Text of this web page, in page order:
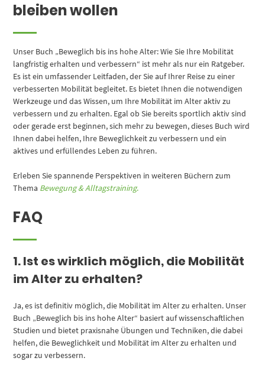
bleiben wollen
Unser Buch „Beweglich bis ins hohe Alter: Wie Sie Ihre Mobilität
langfristig erhalten und verbessern“ ist mehr als nur ein Ratgeber.
Es ist ein umfassender Leitfaden, der Sie auf Ihrer Reise zu einer
verbesserten Mobilität begleitet. Es bietet Ihnen die notwendigen
Werkzeuge und das Wissen, um Ihre Mobilität im Alter aktiv zu
verbessern und zu erhalten. Egal ob Sie bereits sportlich aktiv sind
oder gerade erst beginnen, sich mehr zu bewegen, dieses Buch wird
Ihnen dabei helfen, Ihre Beweglichkeit zu verbessern und ein
aktives und erfüllendes Leben zu führen.
Erleben Sie spannende Perspektiven in weiteren Büchern zum
Thema Bewegung & Alltagstraining.
FAQ
1. Ist es wirklich möglich, die Mobilität
im Alter zu erhalten?
Ja, es ist definitiv möglich, die Mobilität im Alter zu erhalten. Unser
Buch „Beweglich bis ins hohe Alter“ basiert auf wissenschaftlichen
Studien und bietet praxisnahe Übungen und Techniken, die dabei
helfen, die Beweglichkeit und Mobilität im Alter zu erhalten und
sogar zu verbessern.